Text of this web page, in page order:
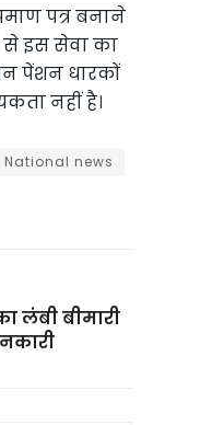
पत्र बनाने
इस सेवा का
पेंशन धारकों
नहीं है।
National news
लंबी बीमारी